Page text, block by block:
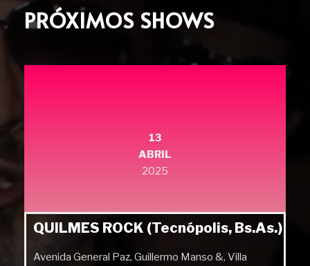
PRÓXIMOS SHOWS
13
ABRIL
2025
QUILMES ROCK (Tecnópolis, Bs.As.)
Avenida General Paz, Guillermo Manso &, Villa